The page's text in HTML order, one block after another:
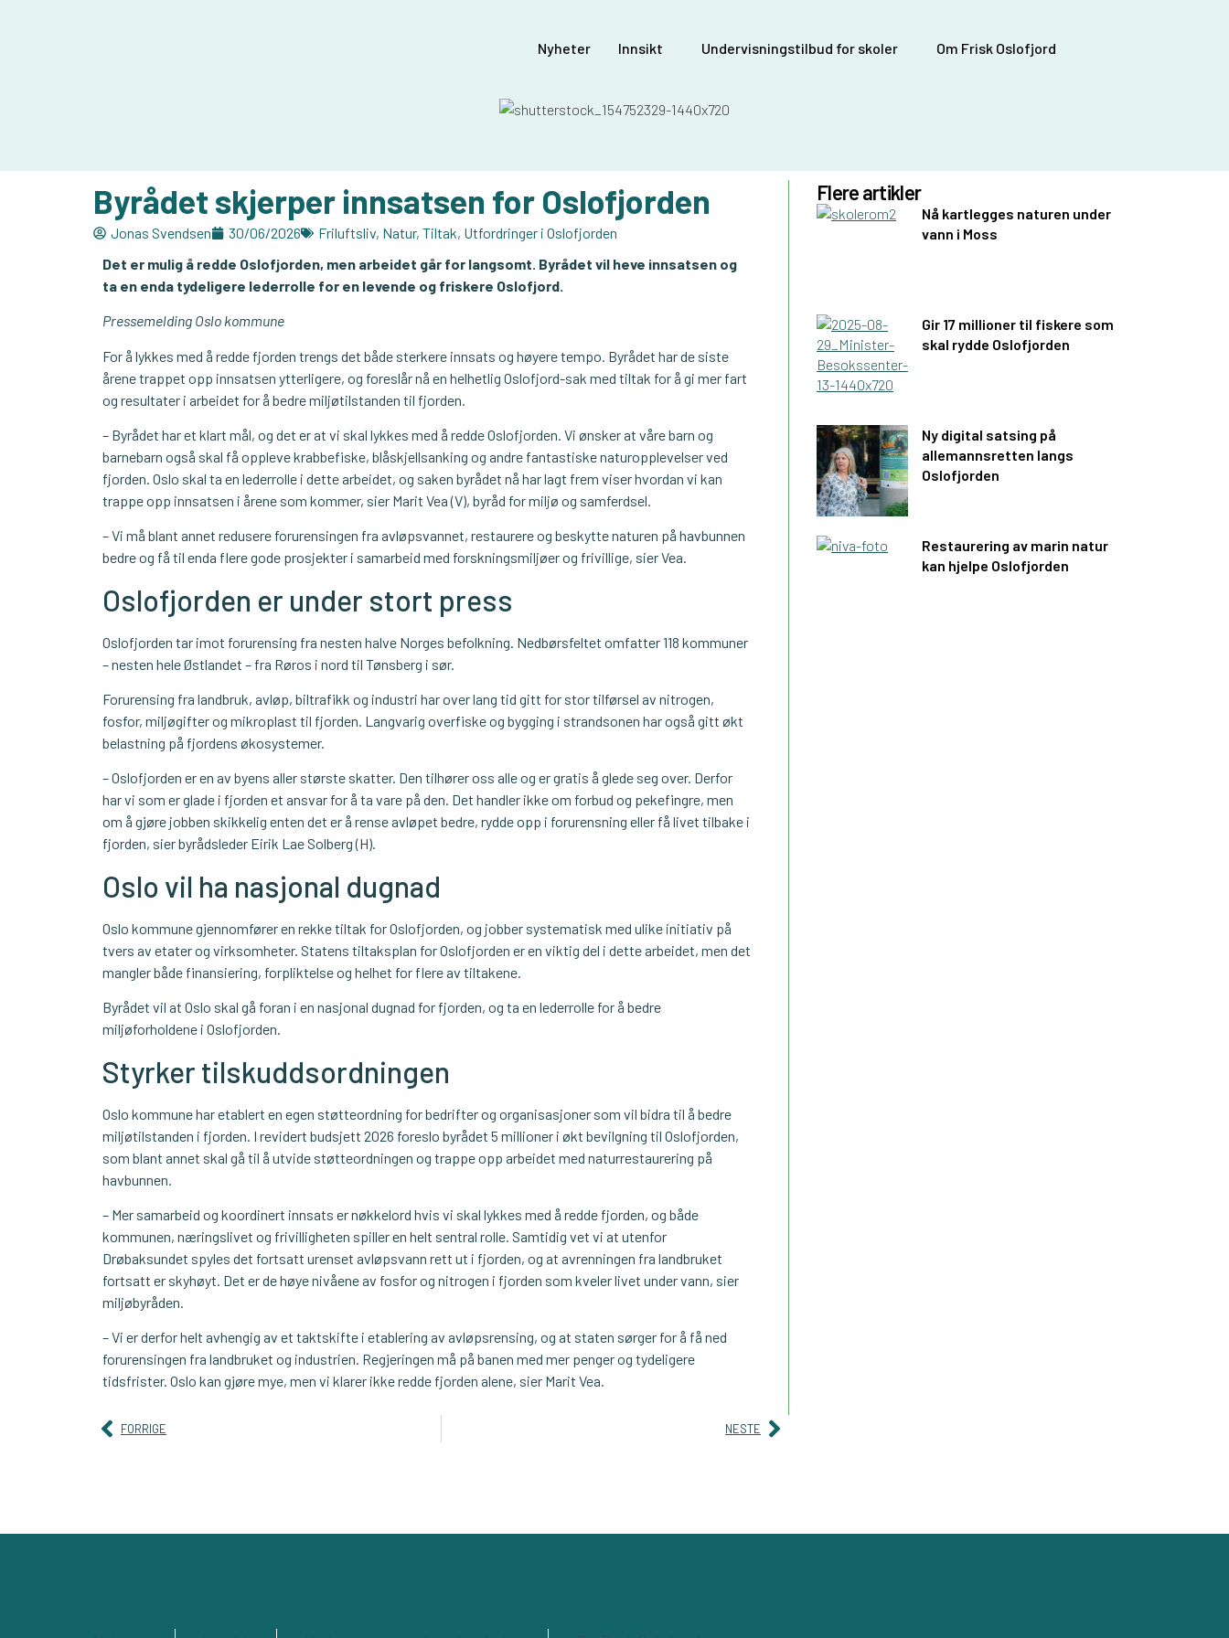
Nyheter Innsikt Undervisningstilbud for skoler Om Frisk Oslofjord
Byrådet skjerper innsatsen for Oslofjorden
Jonas Svendsen 30/06/2026 Friluftsliv, Natur, Tiltak, Utfordringer i Oslofjorden
Det er mulig å redde Oslofjorden, men arbeidet går for langsomt. Byrådet vil heve innsatsen og
ta en enda tydeligere lederrolle for en levende og friskere Oslofjord.
Pressemelding Oslo kommune
For å lykkes med å redde fjorden trengs det både sterkere innsats og høyere tempo. Byrådet har de siste
årene trappet opp innsatsen ytterligere, og foreslår nå en helhetlig Oslofjord-sak med tiltak for å gi mer fart
og resultater i arbeidet for å bedre miljøtilstanden til fjorden.
– Byrådet har et klart mål, og det er at vi skal lykkes med å redde Oslofjorden. Vi ønsker at våre barn og
barnebarn også skal få oppleve krabbefiske, blåskjellsanking og andre fantastiske naturopplevelser ved
fjorden. Oslo skal ta en lederrolle i dette arbeidet, og saken byrådet nå har lagt frem viser hvordan vi kan
trappe opp innsatsen i årene som kommer, sier Marit Vea (V), byråd for miljø og samferdsel.
– Vi må blant annet redusere forurensingen fra avløpsvannet, restaurere og beskytte naturen på havbunnen
bedre og få til enda flere gode prosjekter i samarbeid med forskningsmiljøer og frivillige, sier Vea.
Oslofjorden er under stort press
Oslofjorden tar imot forurensing fra nesten halve Norges befolkning. Nedbørsfeltet omfatter 118 kommuner
– nesten hele Østlandet – fra Røros i nord til Tønsberg i sør.
Forurensing fra landbruk, avløp, biltrafikk og industri har over lang tid gitt for stor tilførsel av nitrogen,
fosfor, miljøgifter og mikroplast til fjorden. Langvarig overfiske og bygging i strandsonen har også gitt økt
belastning på fjordens økosystemer.
– Oslofjorden er en av byens aller største skatter. Den tilhører oss alle og er gratis å glede seg over. Derfor
har vi som er glade i fjorden et ansvar for å ta vare på den. Det handler ikke om forbud og pekefingre, men
om å gjøre jobben skikkelig enten det er å rense avløpet bedre, rydde opp i forurensning eller få livet tilbake i
fjorden, sier byrådsleder Eirik Lae Solberg (H).
Oslo vil ha nasjonal dugnad
Oslo kommune gjennomfører en rekke tiltak for Oslofjorden, og jobber systematisk med ulike initiativ på
tvers av etater og virksomheter. Statens tiltaksplan for Oslofjorden er en viktig del i dette arbeidet, men det
mangler både finansiering, forpliktelse og helhet for flere av tiltakene.
Byrådet vil at Oslo skal gå foran i en nasjonal dugnad for fjorden, og ta en lederrolle for å bedre
miljøforholdene i Oslofjorden.
Styrker tilskuddsordningen
Oslo kommune har etablert en egen støtteordning for bedrifter og organisasjoner som vil bidra til å bedre
miljøtilstanden i fjorden. I revidert budsjett 2026 foreslo byrådet 5 millioner i økt bevilgning til Oslofjorden,
som blant annet skal gå til å utvide støtteordningen og trappe opp arbeidet med naturrestaurering på
havbunnen.
– Mer samarbeid og koordinert innsats er nøkkelord hvis vi skal lykkes med å redde fjorden, og både
kommunen, næringslivet og frivilligheten spiller en helt sentral rolle. Samtidig vet vi at utenfor
Drøbaksundet spyles det fortsatt urenset avløpsvann rett ut i fjorden, og at avrenningen fra landbruket
fortsatt er skyhøyt. Det er de høye nivåene av fosfor og nitrogen i fjorden som kveler livet under vann, sier
miljøbyråden.
– Vi er derfor helt avhengig av et taktskifte i etablering av avløpsrensing, og at staten sørger for å få ned
forurensingen fra landbruket og industrien. Regjeringen må på banen med mer penger og tydeligere
tidsfrister. Oslo kan gjøre mye, men vi klarer ikke redde fjorden alene, sier Marit Vea.
Flere artikler
Nå kartlegges naturen under
vann i Moss
Gir 17 millioner til fiskere som
skal rydde Oslofjorden
Ny digital satsing på
allemannsretten langs
Oslofjorden
Restaurering av marin natur
kan hjelpe Oslofjorden
FORRIGE NESTE